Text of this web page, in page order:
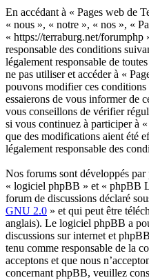
En accédant à « Pages web de
« nous », « notre », « nos », «
« https://terraburg.net/forumphp
responsable des conditions
légalement responsable de
ne pas utiliser et accéder à «
pouvons modifier ces
essaierons de vous informer de
vous conseillons de vérifier
si vous continuez à participer à
que des modifications aient été
légalement responsable des
Nos forums sont développés
« logiciel phpBB » et « phpBB
forum de discussions déclaré
GNU 2.0 » et qui peut être
anglais). Le logiciel phpBB a
discussions sur internet et
tenu comme responsable de la
acceptons et que nous
concernant phpBB, veuillez